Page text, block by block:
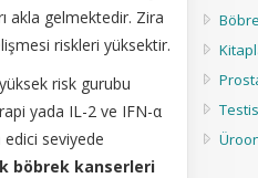
akla gelmektedir. Zira
riskleri yüksektir.
risk gurubu
yada IL-2 ve IFN-α
edici seviyede
böbrek kanserleri